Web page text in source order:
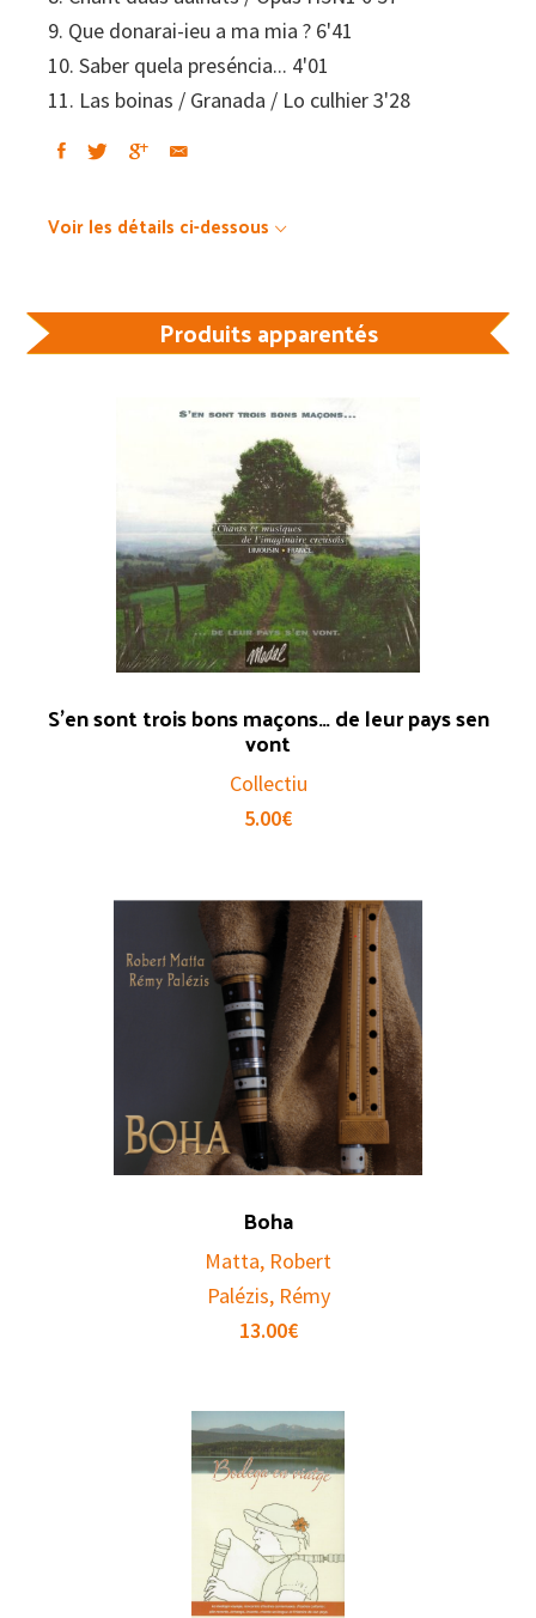
9. Que donarai-ieu a ma mia ? 6'41
10. Saber quela preséncia... 4'01
11. Las boinas / Granada / Lo culhier 3'28
Voir les détails ci-dessous
Produits apparentés
S’en sont trois bons maçons… de leur pays sen
vont
Collectiu
5.00€
Boha
Matta, Robert
Palézis, Rémy
13.00€